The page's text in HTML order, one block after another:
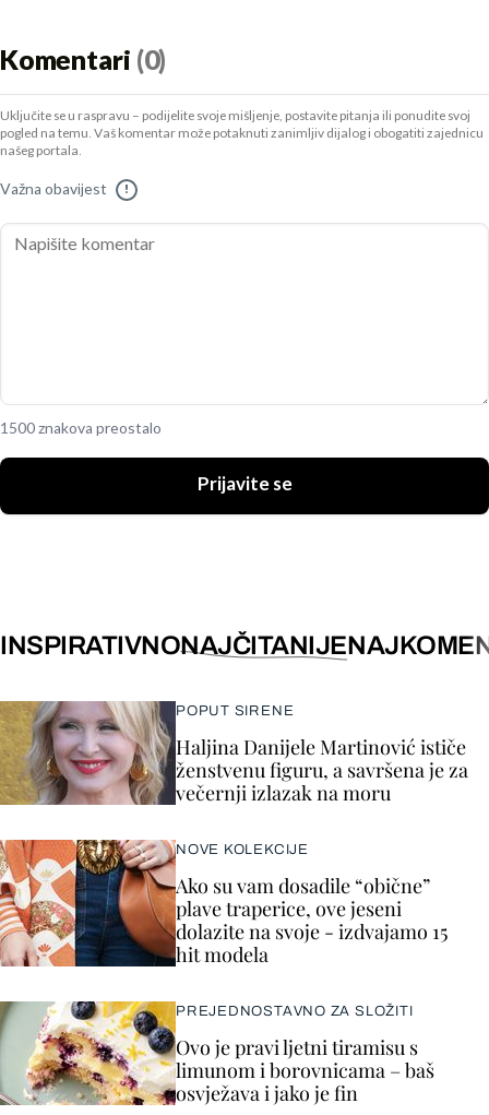
Komentari (0)
Uključite se u raspravu – podijelite svoje mišljenje, postavite pitanja ili ponudite svoj
pogled na temu. Vaš komentar može potaknuti zanimljiv dijalog i obogatiti zajednicu
našeg portala.
Važna obavijest !
1500 znakova preostalo
Prijavite se
INSPIRATIVNONAJČITANIJE
POPUT SIRENE
Haljina Danijele Martinović ističe
ženstvenu figuru, a savršena je za
večernji izlazak na moru
NOVE KOLEKCIJE
Ako su vam dosadile “obične”
plave traperice, ove jeseni
dolazite na svoje - izdvajamo 15
hit modela
PREJEDNOSTAVNO ZA SLOŽITI
Ovo je pravi ljetni tiramisu s
limunom i borovnicama – baš
osvježava i jako je fin